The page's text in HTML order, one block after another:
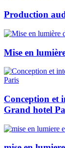
Production
Mise en
Conception et
Grand hotel